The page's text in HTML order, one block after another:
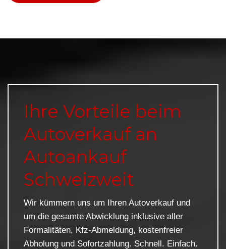
Ihre Vorteile beim
Autoverkauf an
Autoankauf
Schweizweit
Wir kümmern uns um Ihren Autoverkauf und
um die gesamte Abwicklung inklusive aller
Formalitäten, Kfz-Abmeldung, kostenfreier
Abholung und Sofortzahlung. Schnell. Einfach.